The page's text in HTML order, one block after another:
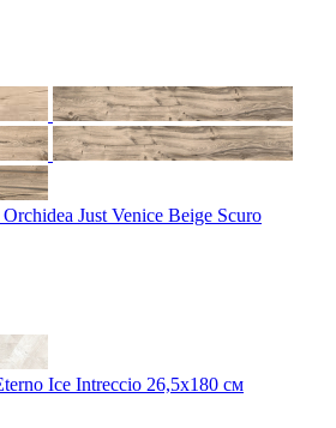
Just Venice Beige Scuro
Ice Intreccio 26,5x180 см